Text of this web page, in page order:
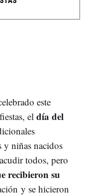
este
el día del
y niñas nacidos
todos, pero
recibieron su
y se hicieron